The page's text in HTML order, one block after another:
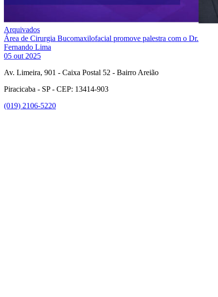
Arquivados
Área de Cirurgia Bucomaxilofacial promove palestra com o Dr.
Fernando Lima
05 out 2025
Av. Limeira, 901 - Caixa Postal 52 - Bairro Areião
Piracicaba - SP - CEP: 13414-903
(019) 2106-5220